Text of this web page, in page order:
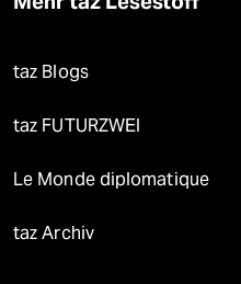
taz Blogs
taz FUTURZWEI
Le Monde diplomatique
taz Archiv